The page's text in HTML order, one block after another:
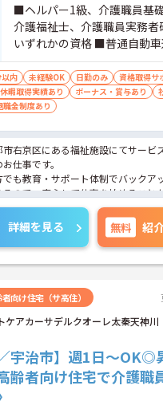
■ヘルパー1級、介護職員基礎
介護福祉士、介護職員実務者
いずれかの資格 ■普通自動
限定可）あれば尚可 ■簡単
（ワード・エクセルなど）
内 未経験OK 日勤のみ 資格取得サ
暇取得実績あり
ボーナス・賞与あり
職金制度あり
市右京区にある福祉施設にてサービ
仕事です。
も教育・サポート体制でバックア
るので、安心して仕事を始めること
には、面接対策ポイントなど、さら
いたしますのでお気軽にご相談く
詳細を見る 無料 紹
向け住宅（サ高住）
ケアカーサデルクオーレ太秦天神川
／宇治市】週1日～OK◎
齢者向け住宅で介護職